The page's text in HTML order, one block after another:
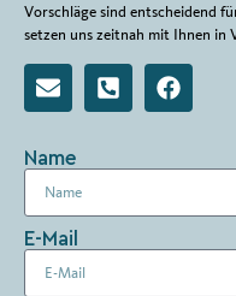
Vorschläge sind entscheidend
setzen uns zeitnah mit Ihnen in
Name
E-Mail